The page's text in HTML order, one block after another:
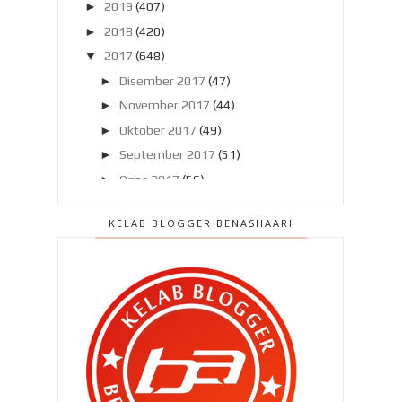
► 2019 (407)
► 2018 (420)
▼
2017 (648)
► Disember 2017 (47)
► November 2017 (44)
► Oktober 2017 (49)
► September 2017 (51)
► Ogos 2017 (56)
►Jun 2017(47)
Masalah dengan keguguran rambut
dan kurangnya susu...
Aku nak update blog tapi..
Memang kalau keluar hospital..
KELAB BLOGGER BENASHAARI